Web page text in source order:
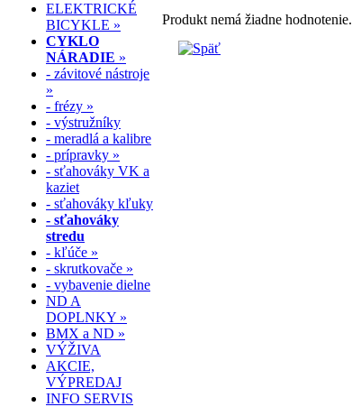
ELEKTRICKÉ
BICYKLE »
CYKLO
NÁRADIE »
- závitové nástroje
»
- frézy »
- výstružníky
- meradlá a kalibre
- prípravky »
- sťahováky VK a
kaziet
- sťahováky kľuky
- sťahováky
stredu
- kľúče »
- skrutkovače »
- vybavenie dielne
ND A
DOPLNKY »
BMX a ND »
VÝŽIVA
AKCIE,
VÝPREDAJ
INFO SERVIS
Produkt nemá žiadne hodnotenie.